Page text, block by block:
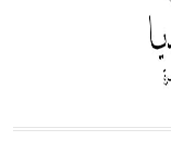
الحمرة وهو
مصطلحاً